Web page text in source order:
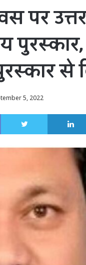
पर
से
5, 2022
Facebook Twitter